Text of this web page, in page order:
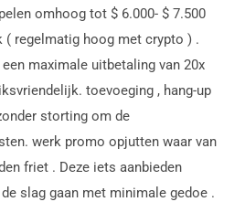
omhoog tot $ 6.000- $ 7.500
( regelmatig hoog met crypto ) .
maximale uitbetaling van 20x
toevoeging , hang-up
storting om de
werk promo opjutten waar van
friet . Deze iets aanbieden
slag gaan met minimale gedoe .